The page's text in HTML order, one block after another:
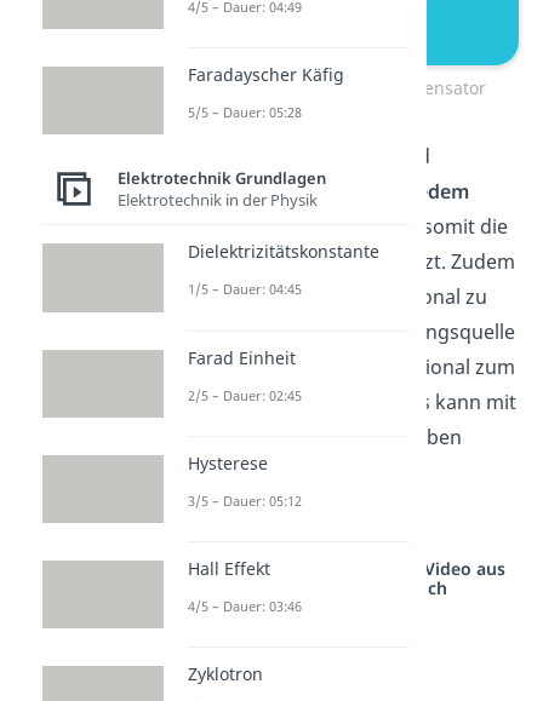
Elektrisches Feld im Kondensator
Daraus folgt, dass das Feld
zwischen den Platten an
jedem
gleich stark ist und somit die
gleicheFeldstärke
besitzt. Zudem
ist die Feldstärke proportional zu
der Spannungsquelle
und umgekehrt proportional zum
Abstand
der Platten. Das kann mit
folgender Formel beschrieben
werden:
Studyflix vernetzt: Hier ein Video aus
einem anderen Bereich
4/5 – Dauer: 04:49
Faradayscher Käfig
5/5 – Dauer: 05:28
Elektrotechnik Grundlagen
Elektrotechnik in der Physik
Dielektrizitätskonstante
1/5 – Dauer: 04:45
Farad Einheit
2/5 – Dauer: 02:45
Hysterese
3/5 – Dauer: 05:12
Hall Effekt
4/5 – Dauer: 03:46
Zyklotron